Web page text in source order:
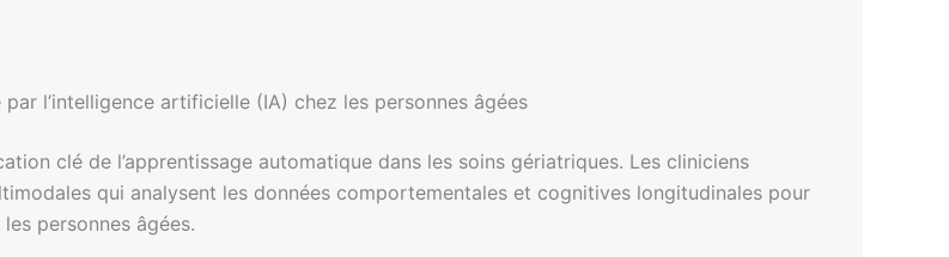
l’intelligence artificielle (IA) chez les personnes âgées
clé de l’apprentissage automatique dans les soins gériatriques. Les cliniciens
qui analysent les données comportementales et cognitives longitudinales pour
personnes âgées.